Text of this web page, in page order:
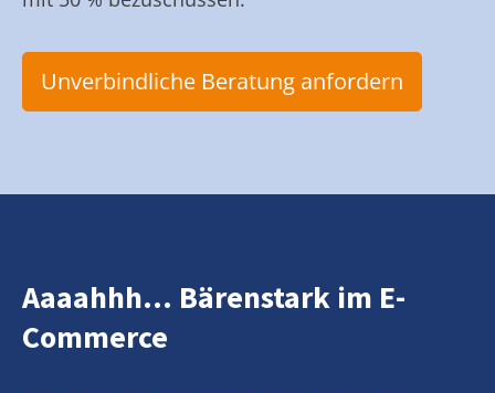
Unverbindliche Beratung anfordern
Aaaahhh... Bärenstark im E-
Commerce